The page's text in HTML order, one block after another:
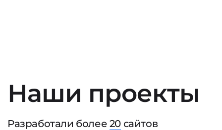
Наши проекты
Разработали более 20 сайтов